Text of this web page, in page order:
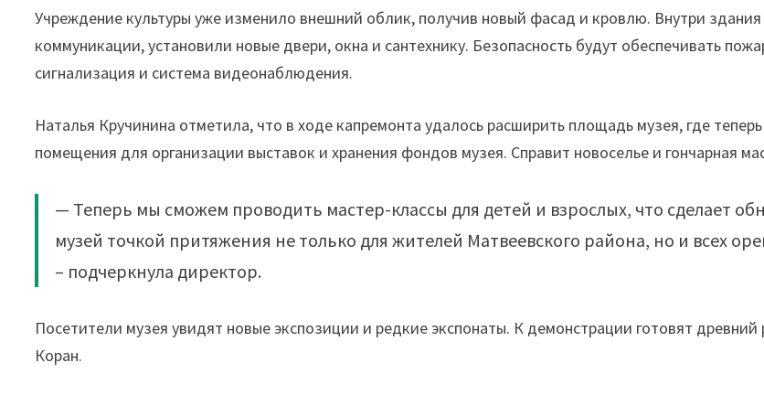
Учреждение культуры уже изменило внешний облик, получив новый фасад и кровлю. Внутри
коммуникации, установили новые двери, окна и сантехнику. Безопасность будут обеспечивать
сигнализация и система видеонаблюдения.
Наталья Кручинина отметила, что в ходе капремонта удалось расширить площадь музея, где
помещения для организации выставок и хранения фондов музея. Справит новоселье и гончарная
— Теперь мы сможем проводить мастер-классы для детей и взрослых, что сделает
музей точкой притяжения не только для жителей Матвеевского района, но и всех
– подчеркнула директор.
Посетители музея увидят новые экспозиции и редкие экспонаты. К демонстрации готовят древний
Коран.